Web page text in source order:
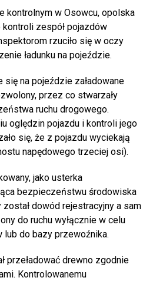
kontrolnym w Osowcu, opolska
kontroli zespół pojazdów
rzuciło się w oczy
ładunku na pojeździe.
się na pojeździe załadowane
przez co stwarzały
ruchu drogowego.
oględzin pojazdu i kontroli jego
się, że z pojazdu wyciekają
napędowego trzeciej osi).
jako usterka
bezpieczeństwu środowiska
został dowód rejestracyjny a sam
do ruchu wyłącznie w celu
lub do bazy przewoźnika.
przeładować drewno zgodnie
Kontrolowanemu